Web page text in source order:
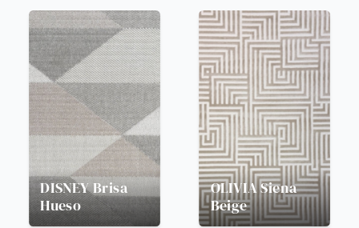
DISNEYBrisa
Hueso
OLIVIASiena
Beige